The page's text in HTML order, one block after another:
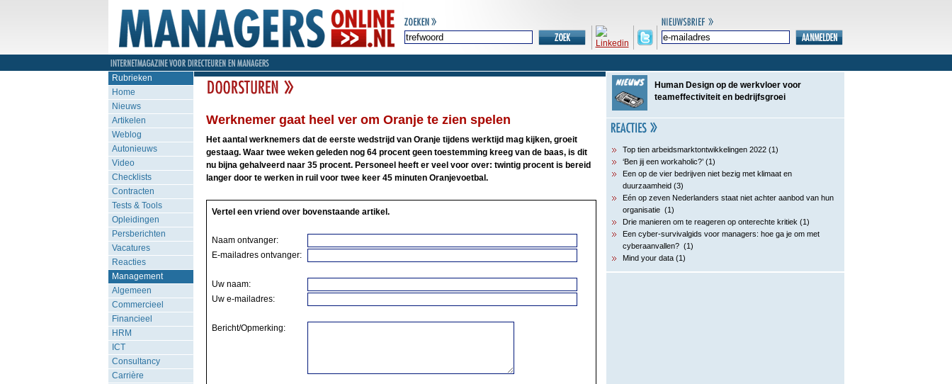
Rubrieken
Home
Nieuws
Artikelen
Weblog
Autonieuws
Video
Checklists
Contracten
Tests & Tools
Opleidingen
Persberichten
Vacatures
Reacties
Management
Algemeen
Commercieel
Financieel
HRM
ICT
Consultancy
Carrière
Werknemer gaat heel ver om Oranje te zien spelen
Het aantal werknemers dat de eerste wedstrijd van Oranje tijdens werktijd mag kijken, groeit
gestaag. Waar twee weken geleden nog 64 procent geen toestemming kreeg van de baas, is dit
nu bijna gehalveerd naar 35 procent. Personeel heeft er veel voor over: twintig procent is bereid
langer door te werken in ruil voor twee keer 45 minuten Oranjevoetbal.
Vertel een vriend over bovenstaande artikel.
Naam ontvanger:
E-mailadres ontvanger:
Uw naam:
Uw e-mailadres:
Bericht/Opmerking:
Human Design op de werkvloer voor
teameffectiviteit en bedrijfsgroei
Top tien arbeidsmarktontwikkelingen 2022 (1)
‘Ben jij een workaholic?’ (1)
Een op de vier bedrijven niet bezig met klimaat en
duurzaamheid (3)
Eén op zeven Nederlanders staat niet achter aanbod van hun
organisatie (1)
Drie manieren om te reageren op onterechte kritiek (1)
Een cyber-survivalgids voor managers: hoe ga je om met
cyberaanvallen? (1)
Mind your data (1)